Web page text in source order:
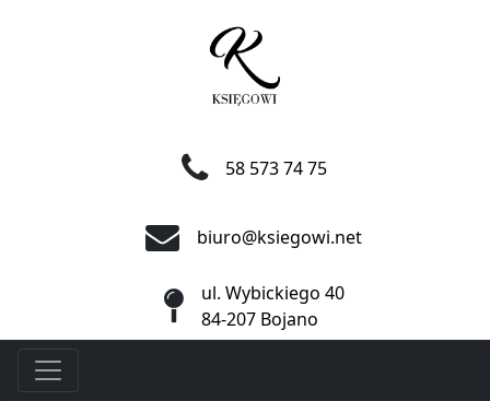
58 573 74 75
biuro@ksiegowi.net
ul. Wybickiego 40
84-207 Bojano
Toggle
navigation